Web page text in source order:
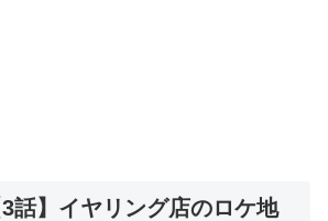
話】イヤリング店のロケ地